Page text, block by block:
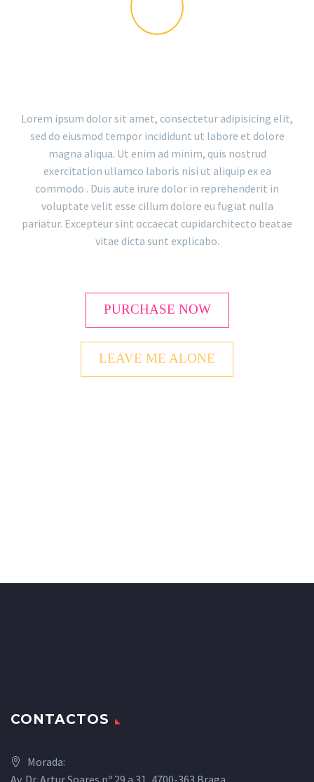
LOAD MORE
Lorem ipsum dolor sit amet, consectetur adipisicing elit,
sed do eiusmod tempor incididunt ut labore et dolore
magna aliqua. Ut enim ad minim, quis nostrud
exercitation ullamco laboris nisi ut aliquip ex ea
commodo . Duis aute irure dolor in reprehenderit in
voluptate velit esse cillum dolore eu fugiat nulla
pariatur. Excepteur sint occaecat cupidarchitecto beatae
vitae dicta sunt explicabo.
PURCHASE NOW
LEAVE ME ALONE
CONTACTOS
Morada:
Av. Dr. Artur Soares nº 29 a 31, 4700-363 Braga